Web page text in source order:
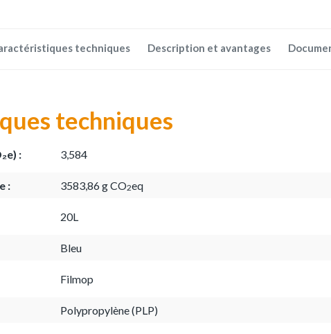
techniques Description et avantages
techniques
: 3,584
: 3583,86 g CO2eq
20L
Bleu
Filmop
Polypropylène (PLP)